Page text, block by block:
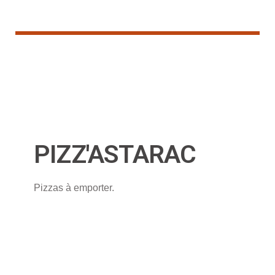
PIZZ'ASTARAC
Pizzas à emporter.